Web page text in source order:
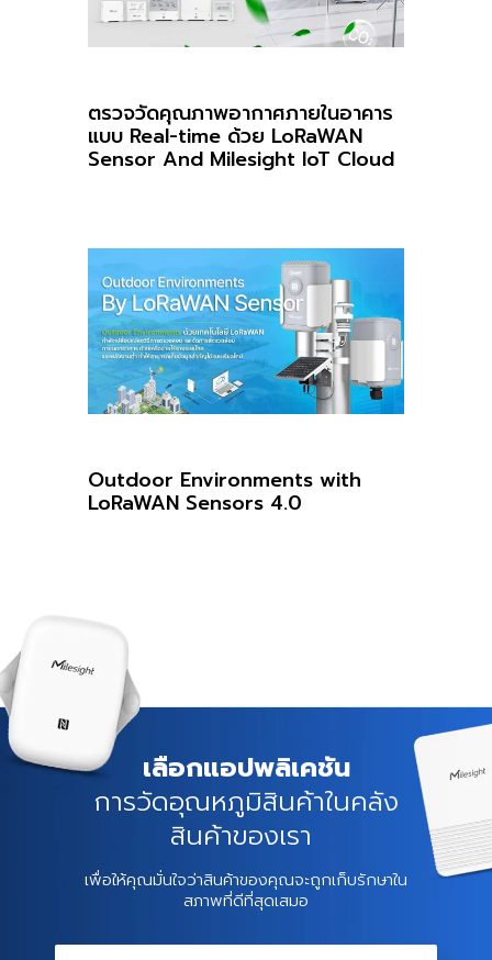
ตรวจวัดคุณภาพอากาศภายในอาคาร
แบบ Real-time ด้วย LoRaWAN
Sensor And Milesight IoT Cloud
Outdoor Environments with
LoRaWAN Sensors 4.0
เลือกแอปพลิเคชัน
การวัดอุณหภูมิสินค้าในคลัง
สินค้าของเรา
เพื่อให้คุณมั่นใจว่าสินค้าของคุณจะถูกเก็บรักษาใน
สภาพที่ดีที่สุดเสมอ